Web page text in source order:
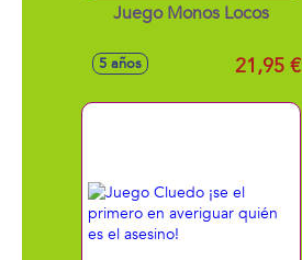
Juego Monos Locos
5 años 21,95 €